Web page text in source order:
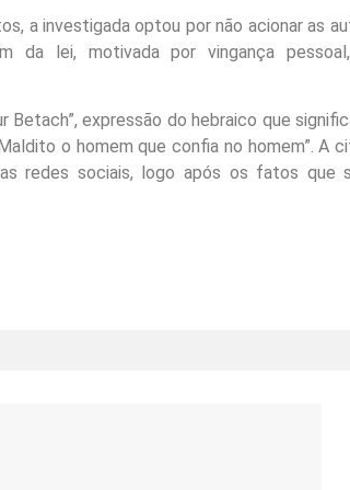
a investigada optou por não acionar as
da lei, motivada por vingança
Betach”, expressão do hebraico que
o homem que confia no homem”. A
redes sociais, logo após os fatos que